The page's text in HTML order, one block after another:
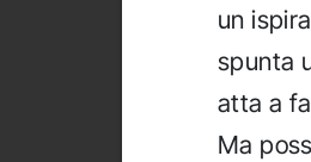
un
spunta
atta a
Ma